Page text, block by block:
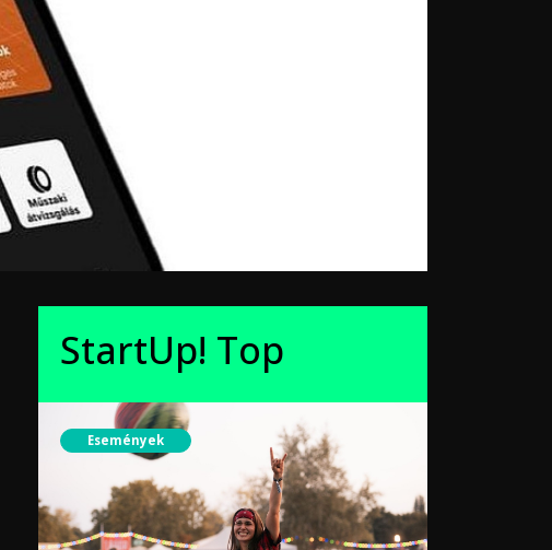
StartUp! Top
Események